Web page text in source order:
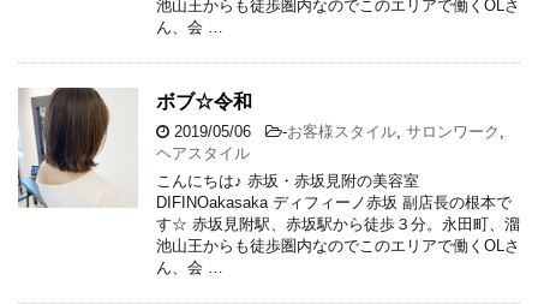
池山王からも徒歩圏内なのでこのエリアで働くOLさ
ん、会 …
ボブ☆令和
2019/05/06 -お客様スタイル, サロンワーク ,
ヘアスタイル
こんにちは♪ 赤坂・赤坂見附の美容室
DIFINOakasaka ディフィーノ赤坂 副店長の根本で
す☆ 赤坂見附駅、赤坂駅から徒歩３分。永田町、溜
池山王からも徒歩圏内なのでこのエリアで働くOLさ
ん、会 …